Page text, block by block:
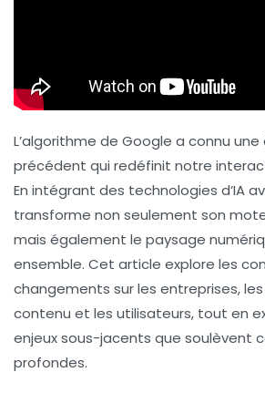
L’algorithme de Google a connu
précédent qui redéfinit notre
En intégrant des technologies d’IA
transforme non seulement son
mais également le paysage
ensemble. Cet article explore les
changements sur les entreprises,
contenu et les utilisateurs, tout en
enjeux sous-jacents que soulèvent
profondes.